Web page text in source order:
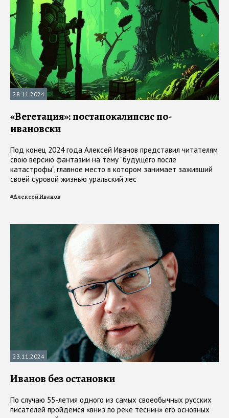
28.11.2024
«Вегетация»: постапокалипсис по-
ивановски
Под конец 2024 года Алексей Иванов представил читателям
свою версию фантазии на тему "будущего после
катастрофы", главное место в котором занимает заживший
своей суровой жизнью уральский лес
#Алексей Иванов
23.11.2024
Иванов без остановки
По случаю 55-летия одного из самых своеобычных русских
писателей пройдёмся «вниз по реке теснин» его основных